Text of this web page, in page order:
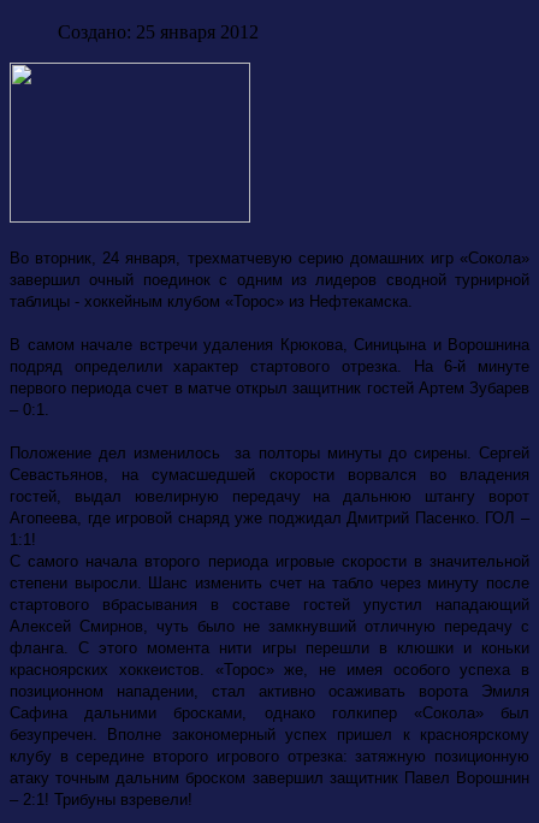
Создано: 25 января 2012
Во вторник, 24 января, трехматчевую серию домашних игр «Сокола»
завершил очный поединок с одним из лидеров сводной турнирной
таблицы - хоккейным клубом «Торос» из Нефтекамска.
В самом начале встречи удаления Крюкова, Синицына и Ворошнина
подряд определили характер стартового отрезка. На 6-й минуте
первого периода счет в матче открыл защитник гостей Артем Зубарев
– 0:1.
Положение дел изменилось за полторы минуты до сирены. Сергей
Севастьянов, на сумасшедшей скорости ворвался во владения
гостей, выдал ювелирную передачу на дальнюю штангу ворот
Агопеева, где игровой снаряд уже поджидал Дмитрий Пасенко. ГОЛ –
1:1!
С самого начала второго периода игровые скорости в значительной
степени выросли. Шанс изменить счет на табло через минуту после
стартового вбрасывания в составе гостей упустил нападающий
Алексей Смирнов, чуть было не замкнувший отличную передачу с
фланга. С этого момента нити игры перешли в клюшки и коньки
красноярских хоккеистов. «Торос» же, не имея особого успеха в
позиционном нападении, стал активно осаживать ворота Эмиля
Сафина дальними бросками, однако голкипер «Сокола» был
безупречен. Вполне закономерный успех пришел к красноярскому
клубу в середине второго игрового отрезка: затяжную позиционную
атаку точным дальним броском завершил защитник Павел Ворошнин
– 2:1! Трибуны взревели!